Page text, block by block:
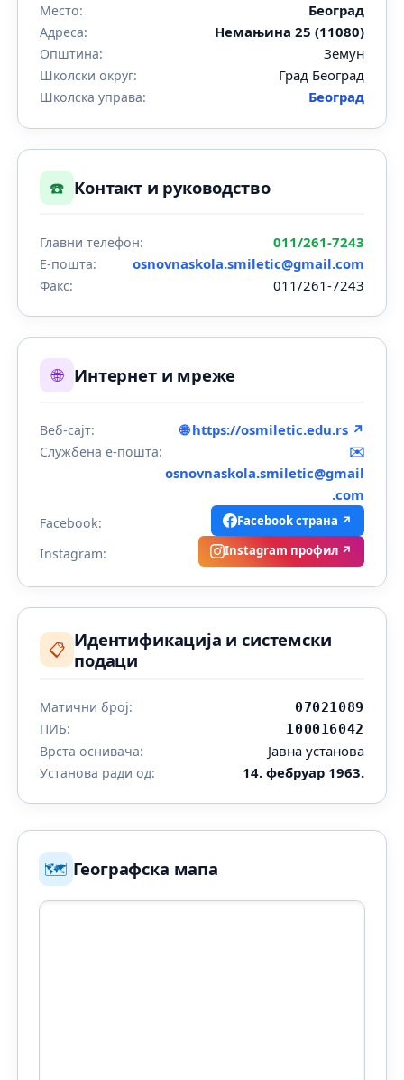
Место: Београд
Адреса: Немањина 25 (11080)
Општина: Земун
Школски округ: Град Београд
Школска управа: Београд
☎️ Контакт и руководство
Главни телефон: 011/261-7243
Е-пошта: osnovnaskola.smiletic@gmail.com
Факс: 011/261-7243
🌐 Интернет и мреже
Веб-сајт: 🌐 https://osmiletic.edu.rs ↗
Службена е-пошта:
✉️
osnovnaskola.smiletic@gmail
.com
Facebook: Facebook страна ↗
Instagram: Instagram профил ↗
📋 Идентификација и системски
подаци
Матични број: 07021089
ПИБ: 100016042
Врста оснивача: Јавна установа
Установа ради од: 14. фебруар 1963.
🗺️ Географска мапа